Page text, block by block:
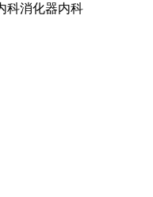
科消化器内科